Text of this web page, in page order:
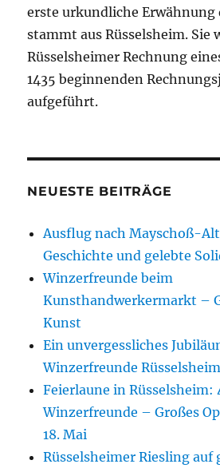
erste urkundliche Erwähnung
stammt aus Rüsselsheim. Sie
Rüsselsheimer Rechnung
1435 beginnenden
aufgeführt.
NEUESTE BEITRÄGE
Ausflug nach Mayschoß-
Geschichte und gelebte
Winzerfreunde beim
Kunsthandwerkermarkt –
Kunst
Ein unvergessliches
Winzerfreunde Rüsselsheim
Feierlaune in Rüsselsheim:
Winzerfreunde – Großes
18. Mai
Rüsselsheimer Riesling auf